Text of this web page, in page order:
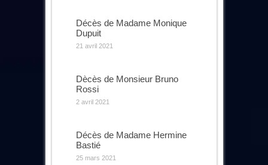
Décès de Madame Monique
Dupuit
21 avril 2021
Dècès de Monsieur Bruno
Rossi
2 avril 2021
Décès de Madame Hermine
Bastié
25 mars 2021